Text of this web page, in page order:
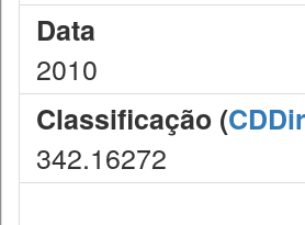
Data
2010
Classificação (CDDir
342.16272